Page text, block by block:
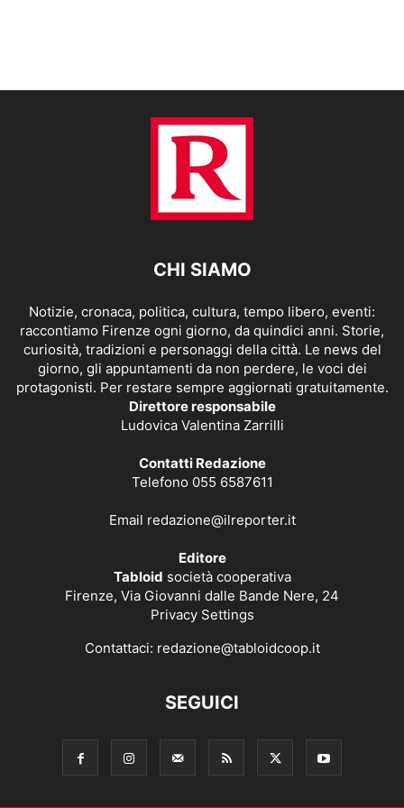
CHI SIAMO
Notizie, cronaca, politica, cultura, tempo libero, eventi:
raccontiamo Firenze ogni giorno, da quindici anni. Storie,
curiosità, tradizioni e personaggi della città. Le news del
giorno, gli appuntamenti da non perdere, le voci dei
protagonisti. Per restare sempre aggiornati gratuitamente.
Direttore responsabile
Ludovica Valentina Zarrilli
Contatti Redazione
Telefono 055 6587611
Email redazione@ilreporter.it
Editore
Tabloid società cooperativa
Firenze, Via Giovanni dalle Bande Nere, 24
Privacy Settings
Contattaci: redazione@tabloidcoop.it
SEGUICI